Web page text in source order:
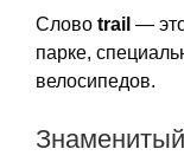
Слово trail —
парке,
велосипедов.